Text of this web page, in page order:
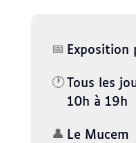
📅 Exposition
🕐
Tous les
10h à 19h
👤 Le Mucem